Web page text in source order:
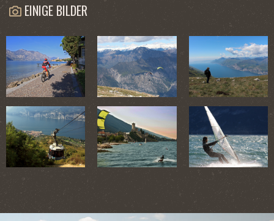
EINIGE BILDER